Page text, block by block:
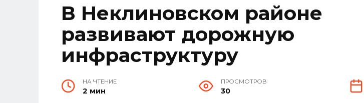
В Неклиновском районе
развивают дорожную
инфраструктуру
НА ЧТЕНИЕ
2 мин
ПРОСМОТРОВ
30